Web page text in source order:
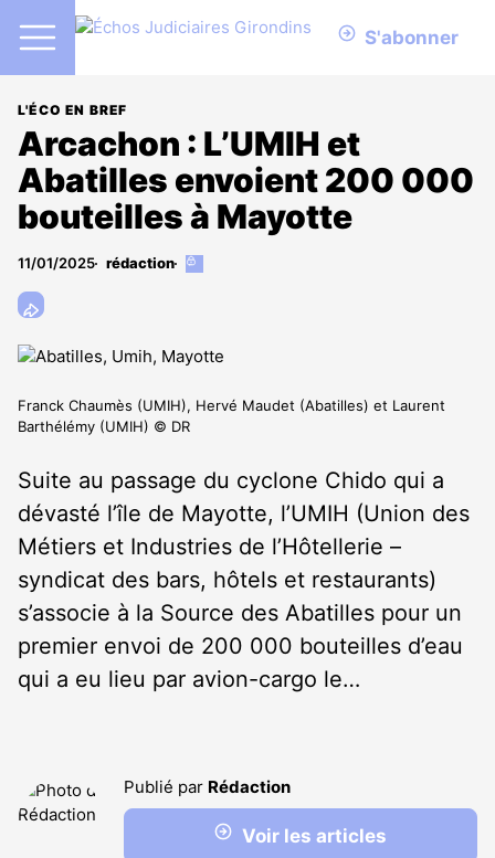
S'abonner
L'ÉCO EN BREF
Arcachon : L’UMIH et
Abatilles envoient 200 000
bouteilles à Mayotte
11/01/2025 rédaction
Cet
aux
abonnés
Franck Chaumès (UMIH), Hervé Maudet (Abatilles) et Laurent
Barthélémy (UMIH) © DR
Suite au passage du cyclone Chido qui a
dévasté l’île de Mayotte, l’UMIH (Union des
Métiers et Industries de l’Hôtellerie –
syndicat des bars, hôtels et restaurants)
s’associe à la Source des Abatilles pour un
premier envoi de 200 000 bouteilles d’eau
qui a eu lieu par avion-cargo le…
Publié par Rédaction
Voir les articles